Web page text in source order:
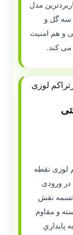
2 یکی از پرکاربردترین مدل
سه گل و
زیبایی و هم امنیت
می کند.
لوزی نقطه
ورودی
تسمه نقش
و مقاوم
پایداریِ